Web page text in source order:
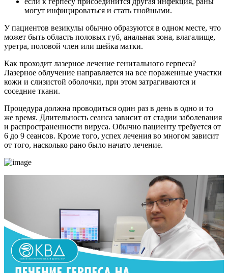
могут инфицироваться и стать гнойными.
У пациентов везикулы обычно образуются в одном месте, что
может быть область половых губ, анальная зона, влагалище,
уретра, половой член или шейка матки.
Как проходит лазерное лечение генитального герпеса?
Лазерное облучение направляется на все пораженные участки
кожи и слизистой оболочки, при этом затрагиваются и
соседние ткани.
Процедура должна проводиться один раз в день в одно и то
же время. Длительность сеанса зависит от стадии заболевания
и распространенности вируса. Обычно пациенту требуется от
6 до 9 сеансов. Кроме того, успех лечения во многом зависит
от того, насколько рано было начато лечение.